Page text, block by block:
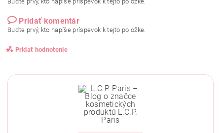
Pridať komentár
Buďte prvý, kto napíše príspevok k tejto položke.
Pridať hodnotenie